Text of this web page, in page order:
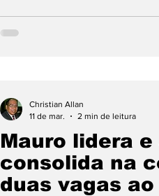
Mauro lidera
consolida na
duas vagas
Christian Allan
11 de mar.
2 min de leitura